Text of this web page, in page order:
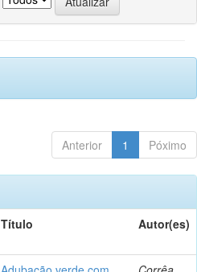
Anterior 1 Póximo
Título Autor(es)